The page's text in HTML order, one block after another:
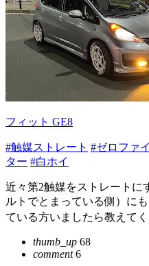
フィット GE8
#触媒ストレート #ゼロファ
ター #白ホイ
近々第2触媒をストレートに
ルトでとまっている側）に
ている方いましたら教えてく
thumb_up 68
comment6